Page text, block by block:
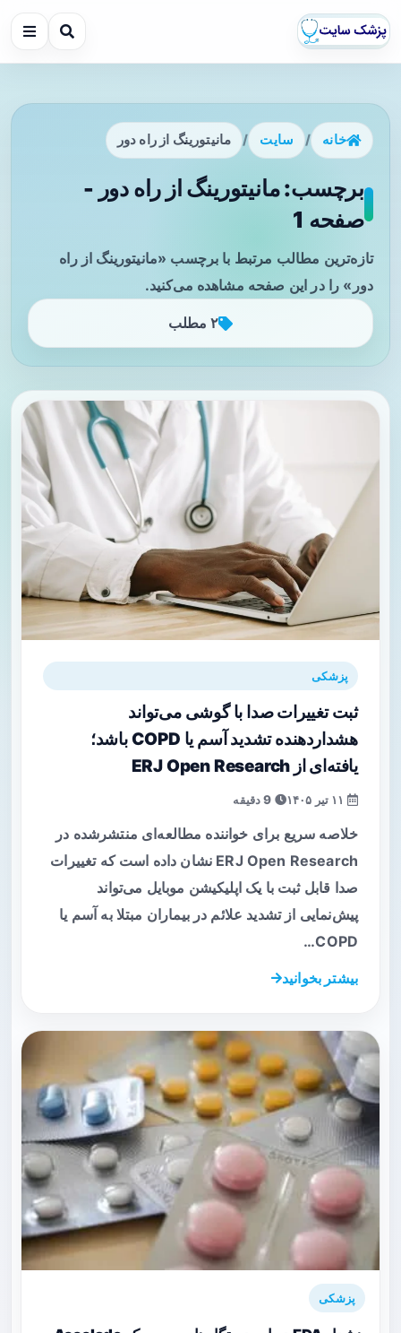
خانه / سایت / مانیتورینگ از راه دور
برچسب: مانیتورینگ از راه دور -
صفحه 1
تازه‌ترین مطالب مرتبط با برچسب «مانیتورینگ از راه
دور» را در این صفحه مشاهده می‌کنید.
۲ مطلب
پزشکی
ثبت تغییرات صدا با گوشی می‌تواند
هشداردهنده تشدید آسم یا COPD باشد؛
یافته‌ای از ERJ Open Research
خلاصه سریع برای خواننده مطالعه‌ای منتشرشده در
ERJ Open Research نشان داده است که تغییرات
صدا قابل ثبت با یک اپلیکیشن موبایل می‌تواند
پیش‌نمایی از تشدید علائم در بیماران مبتلا به آسم یا
COPD…
بیشتر بخوانید
پزشکی